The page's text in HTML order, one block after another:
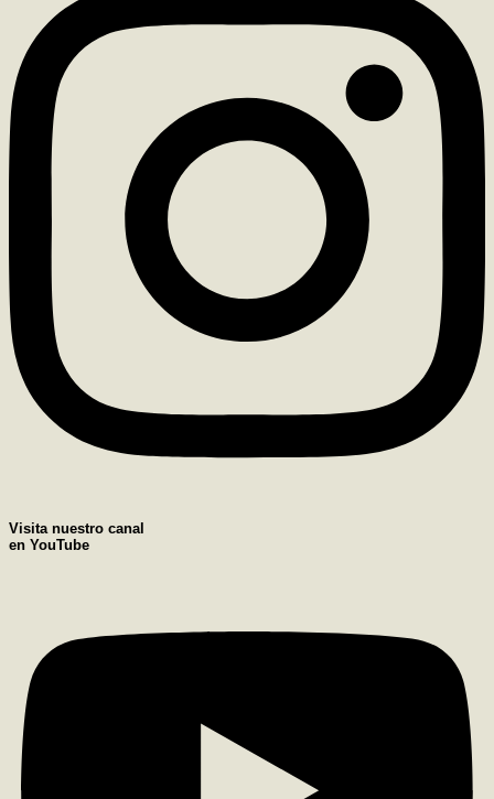
Visita nuestro canal
en YouTube